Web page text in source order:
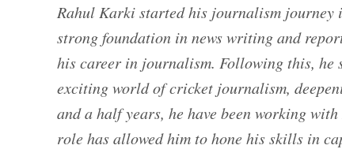
Rahul Karki started his journalism journey
strong foundation in news writing and
his career in journalism. Following this, he
exciting world of cricket journalism,
and a half years, he have been working
role has allowed him to hone his skills in